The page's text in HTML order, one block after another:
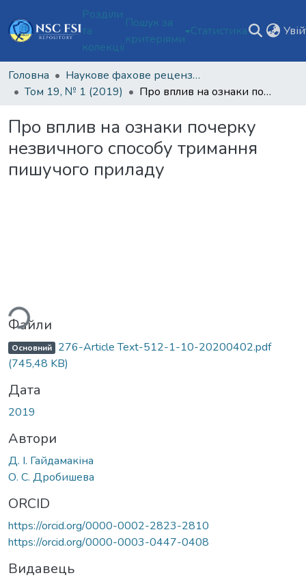
Розділи
та
колекції
Пошук за
критеріями
Статистика
Головна
Наукове фахове рецензоване видання відкритого доступу "Теорія та практика судової експертизи і криміналістики"
Том 19, № 1 (2019)
Про вплив на ознаки почерку незвичного способу тримання пишучого приладу
Про вплив на ознаки почерку
незвичного способу тримання
пишучого приладу
Файли
Основний 276-Article Text-512-1-10-20200402.pdf
(745,48 KB)
Дата
2019
Автори
Д. І. Гайдамакіна
О. С. Дробишева
ORCID
https://orcid.org/0000-0002-2823-2810
https://orcid.org/0000-0003-0447-0408
Видавець